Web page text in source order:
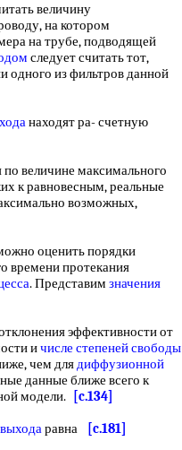
величину
на котором
на трубе, подводящей
следует считать тот,
одного из фильтров данной
находят ра- счетную
по величине максимального
к равновесным, реальные
возможных,
оценить порядки
времени протекания
. Представим значения
эффективности от
ичисле степеней свободы
чем длядиффузионной
данные ближе всего к
модели.
[c.134]
выходаравна
[c.181]